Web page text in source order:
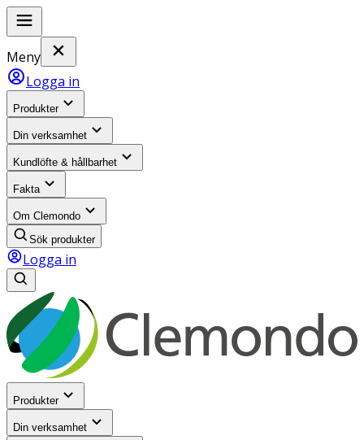
Meny
Logga in
Produkter
Din verksamhet
Kundlöfte & hållbarhet
Fakta
Om Clemondo
Sök produkter
Logga in
Produkter
Din verksamhet